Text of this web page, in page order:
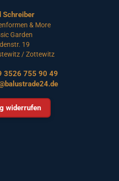
Schreiber
& More
Garden
19
/ Zottewitz
3526 755 90 49
widerrufen